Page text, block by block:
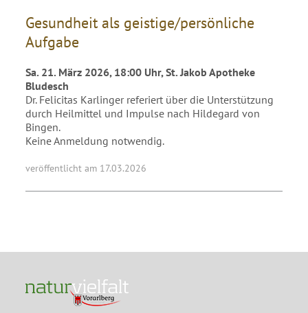
Gesundheit als geistige/persönliche
Aufgabe
Sa. 21. März 2026, 18:00 Uhr, St. Jakob Apotheke
Bludesch
Dr. Felicitas Karlinger referiert über die Unterstützung
durch Heilmittel und Impulse nach Hildegard von
Bingen.
Keine Anmeldung notwendig.
veröffentlicht am 17.03.2026